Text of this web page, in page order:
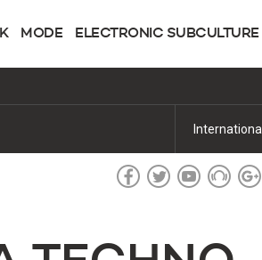
MODE ELECTRONIC SUBCULTURE
International